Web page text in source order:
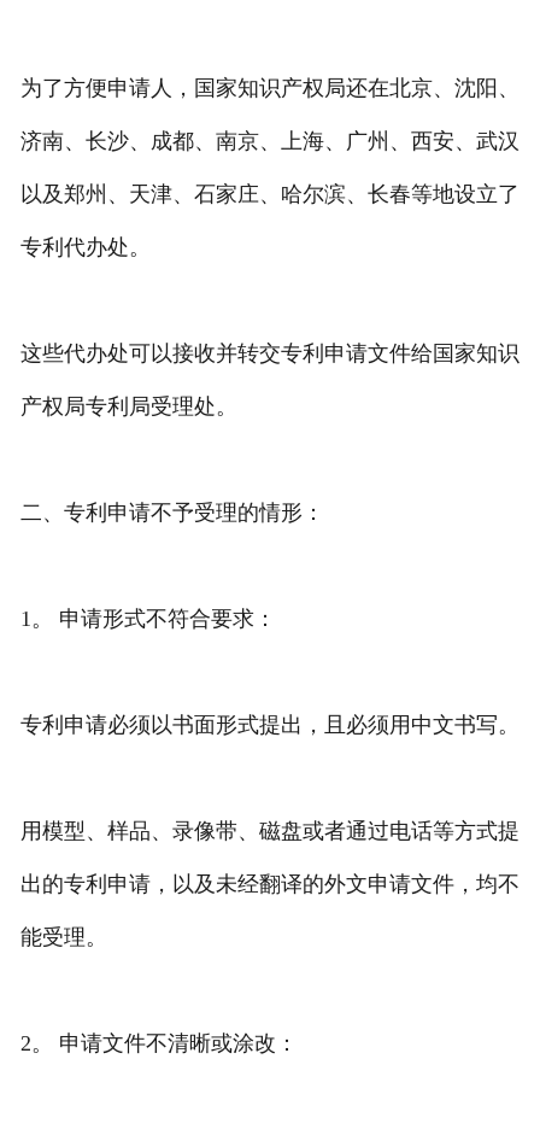
为了方便申请人，国家知识产权局还在北京、沈阳、
济南、长沙、成都、南京、上海、广州、西安、武汉
以及郑州、天津、石家庄、哈尔滨、长春等地设立了
专利代办处。
这些代办处可以接收并转交专利申请文件给国家知识
产权局专利局受理处。
二、专利申请不予受理的情形：
1。 申请形式不符合要求：
专利申请必须以书面形式提出，且必须用中文书写。
用模型、样品、录像带、磁盘或者通过电话等方式提
出的专利申请，以及未经翻译的外文申请文件，均不
能受理。
2。 申请文件不清晰或涂改：